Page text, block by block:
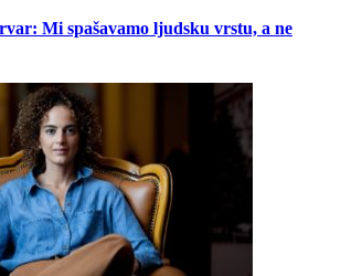
Mi spašavamo ljudsku vrstu, a ne